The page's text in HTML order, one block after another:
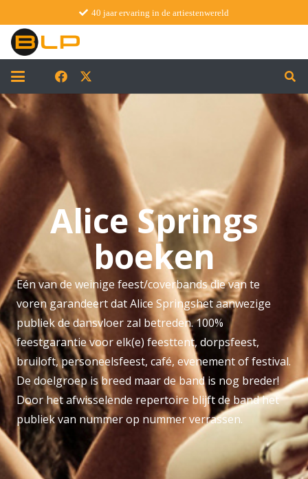
40 jaar ervaring in de artiestenwereld
Alice Springs
boeken
Eén van de weinige feest/coverbands die van te
voren garandeert dat Alice Springshet aanwezige
publiek de dansvloer zal betreden. 100%
feestgarantie voor elk(e) feesttent, dorpsfeest,
bruiloft, personeelsfeest, café, evenement of festival.
De doelgroep is breed maar de band is nog breder!
Door het afwisselende repertoire blijft de band het
publiek van nummer op nummer verrassen.